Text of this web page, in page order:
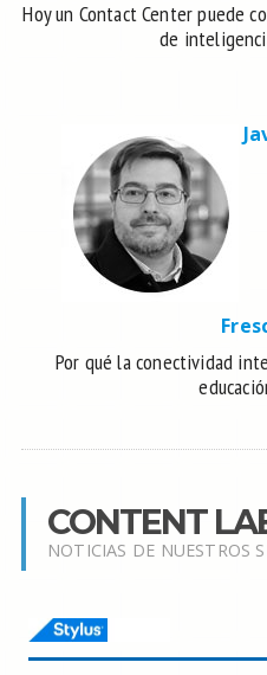
Hoy un Contact Center puede
de
Por qué la conectividad
CONTENT
NOTICIAS DE NUESTROS